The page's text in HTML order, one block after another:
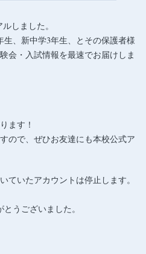
しました。
生、新中学3年生、とその保護者様
会・入試情報を最速でお届けしま
ます！
ので、ぜひお友達にも本校公式ア
ていたアカウントは停止します。
うございました。